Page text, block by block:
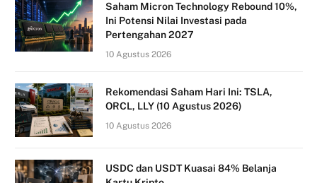
Saham Micron Technology Rebound 10%,
Ini Potensi Nilai Investasi pada
Pertengahan 2027
10 Agustus 2026
Rekomendasi Saham Hari Ini: TSLA,
ORCL, LLY (10 Agustus 2026)
10 Agustus 2026
USDC dan USDT Kuasai 84% Belanja